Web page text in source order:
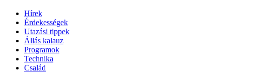
Hírek
Érdekességek
Utazási tippek
Állás kalauz
Programok
Technika
Család